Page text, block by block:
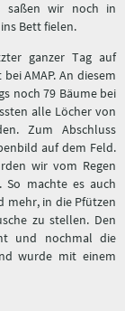
saßen wir noch in
Bett fielen.
ganzer Tag auf
AMAP. An diesem
noch 79 Bäume bei
alle Löcher von
Zum Abschluss
auf dem Feld.
wir vom Regen
So machte es auch
mehr, in die Pfützen
zu stellen. Den
und nochmal die
wurde mit einem